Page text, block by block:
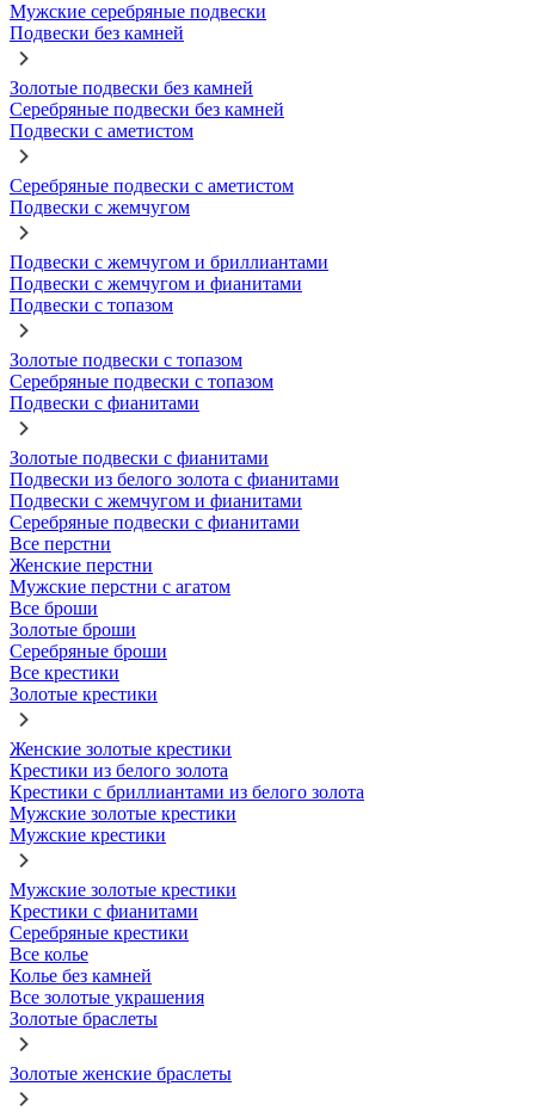
Мужские серебряные подвески
Подвески без камней
Золотые подвески без камней
Серебряные подвески без камней
Подвески с аметистом
Серебряные подвески с аметистом
Подвески с жемчугом
Подвески с жемчугом и бриллиантами
Подвески с жемчугом и фианитами
Подвески с топазом
Золотые подвески с топазом
Серебряные подвески с топазом
Подвески с фианитами
Золотые подвески с фианитами
Подвески из белого золота с фианитами
Подвески с жемчугом и фианитами
Серебряные подвески с фианитами
Все перстни
Женские перстни
Мужские перстни с агатом
Все броши
Золотые броши
Серебряные броши
Все крестики
Золотые крестики
Женские золотые крестики
Крестики из белого золота
Крестики с бриллиантами из белого золота
Мужские золотые крестики
Мужские крестики
Мужские золотые крестики
Крестики с фианитами
Серебряные крестики
Все колье
Колье без камней
Все золотые украшения
Золотые браслеты
Золотые женские браслеты